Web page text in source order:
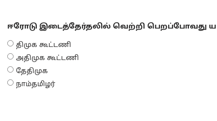
ஈரோடு இடைத்தேர்தலில் வெற்றி பெறப்போவது
திமுக கூட்டணி
அதிமுக கூட்டணி
தேதிமுக
நாம்தமிழர்